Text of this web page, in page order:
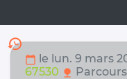
history
calendar_today le lun. 9 mars
67530 nature